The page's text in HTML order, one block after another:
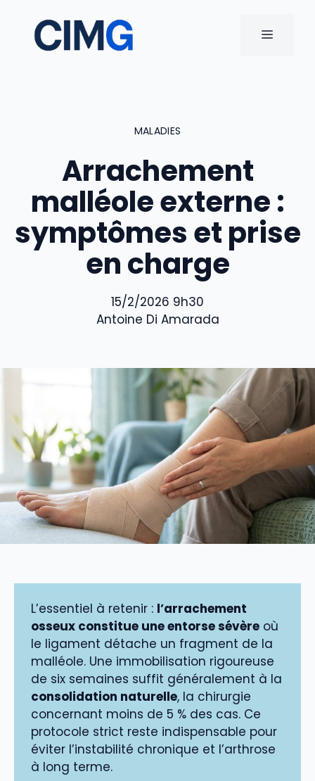
contenu
MENU
MALADIES
Arrachement
malléole externe :
symptômes et prise
en charge
15/2/2026 9h30
Antoine Di Amarada
L’essentiel à retenir : l’arrachement
osseux constitue une entorse sévère où
le ligament détache un fragment de la
malléole. Une immobilisation rigoureuse
de six semaines suffit généralement à la
consolidation naturelle, la chirurgie
concernant moins de 5 % des cas. Ce
protocole strict reste indispensable pour
éviter l’instabilité chronique et l’arthrose
à long terme.